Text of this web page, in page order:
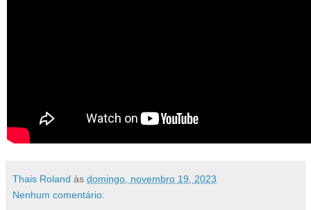
Thais Roland às domingo, novembro 19, 2023
Nenhum comentário: